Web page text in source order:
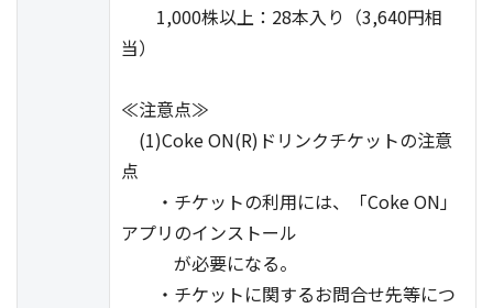
1,000株以上：28本入り（3,640円相
当）
≪注意点≫
(1)Coke ON(R)ドリンクチケットの注意
点
・チケットの利用には、「Coke ON」
アプリのインストール
が必要になる。
・チケットに関するお問合せ先等につ